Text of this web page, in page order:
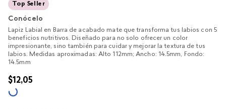
Top Seller
Conócelo
Lapiz Labial en Barra de acabado mate que transforma tus labios con 5
beneficios nutritivos. Diseñado para no solo ofrecer un color
impresionante, sino también para cuidar y mejorar la textura de tus
labios. Medidas aproximadas: Alto 112mm; Ancho: 14.5mm, Fondo:
14.5mm
$12,05